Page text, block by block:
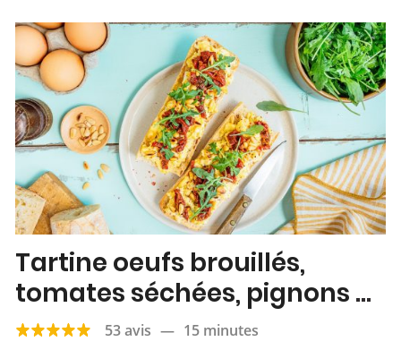
Tartine oeufs brouillés,
tomates séchées, pignons et
roquette53 avis — 15 minutes